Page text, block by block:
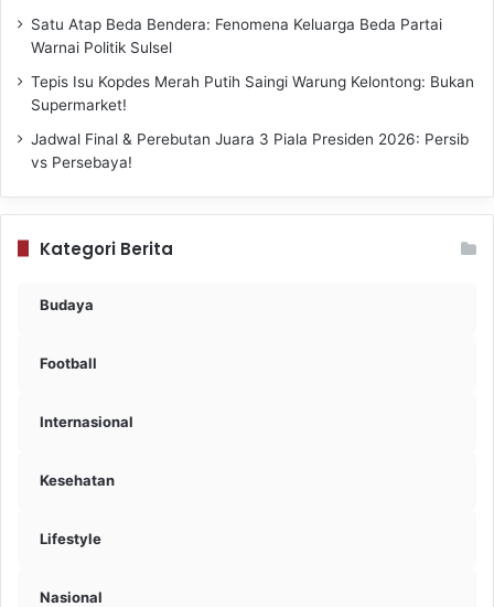
Satu Atap Beda Bendera: Fenomena Keluarga Beda Partai
Warnai Politik Sulsel
Tepis Isu Kopdes Merah Putih Saingi Warung Kelontong: Bukan
Supermarket!
Jadwal Final & Perebutan Juara 3 Piala Presiden 2026: Persib
vs Persebaya!
Kategori Berita
Budaya
Football
Internasional
Kesehatan
Lifestyle
Nasional